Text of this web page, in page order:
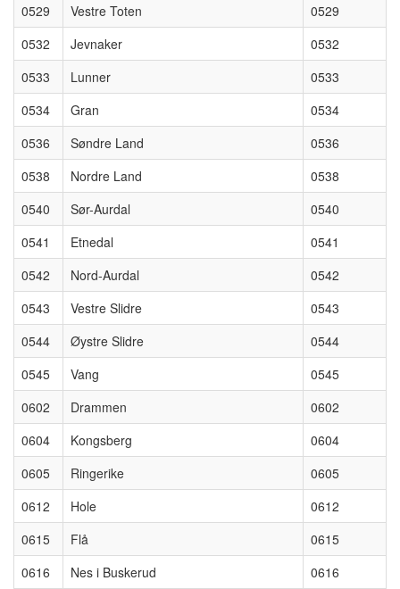
0529
Vestre Toten
0529
0532
Jevnaker
0532
0533
Lunner
0533
0534
Gran
0534
0536
Søndre Land
0536
0538
Nordre Land
0538
0540
Sør-Aurdal
0540
0541
Etnedal
0541
0542
Nord-Aurdal
0542
0543
Vestre Slidre
0543
0544
Øystre Slidre
0544
0545
Vang
0545
0602
Drammen
0602
0604
Kongsberg
0604
0605
Ringerike
0605
0612
Hole
0612
0615
Flå
0615
0616
Nes i Buskerud
0616